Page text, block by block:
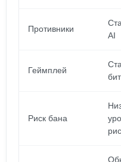
Противники
AI
Геймплей
Риск бана